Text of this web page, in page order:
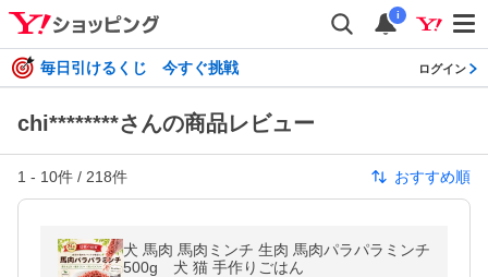
i
毎日引けるくじ 今すぐ挑戦 ログイン
chi********さんの商品レビュー
1 - 10件 / 218件 おすすめ順
犬 馬肉 馬肉ミンチ 生肉 馬肉パラパラミンチ
500g 犬 猫 手作りごはん